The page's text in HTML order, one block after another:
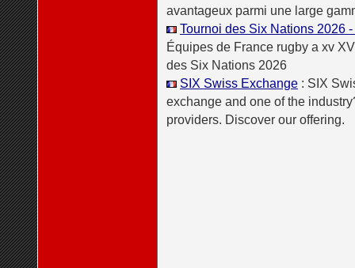
avantageux parmi une large
Tournoi des Six Nations 2026
Équipes de France rugby a xv
des Six Nations 2026
SIX Swiss Exchange : SIX
exchange and one of the
providers. Discover our offering.